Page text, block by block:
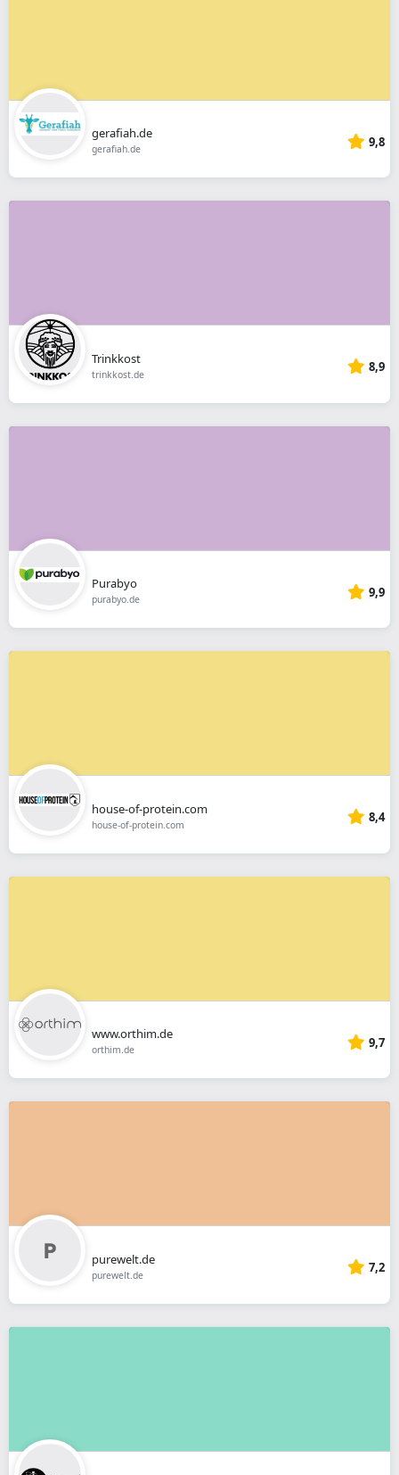
gerafiah.de
gerafiah.de 9,8
Trinkkost
trinkkost.de 8,9
Purabyo
purabyo.de 9,9
house-of-protein.com
house-of-protein.com 8,4
www.orthim.de
orthim.de 9,7
purewelt.de
purewelt.de 7,2